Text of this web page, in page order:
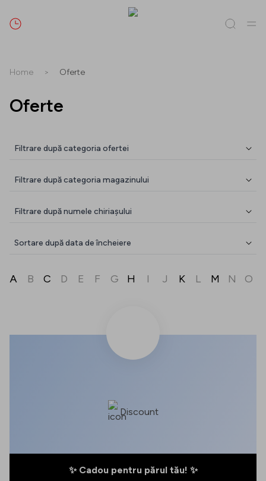
Home > Oferte
Oferte
Filtrare după categoria ofertei
Filtrare după categoria magazinului
Filtrare după numele chiriașului
Sortare după data de încheiere
A B C D E F G H I J K L M N O
Discount
✨ Cadou pentru părul tău! ✨